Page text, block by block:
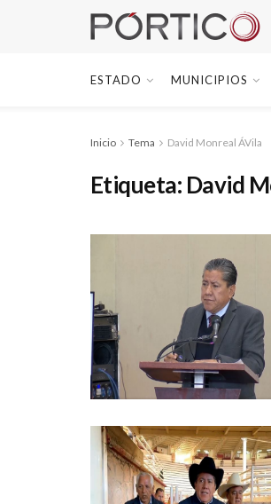
ESTADO MUNICIPIOS
Inicio Tema David Monreal ÁVila
Etiqueta: David